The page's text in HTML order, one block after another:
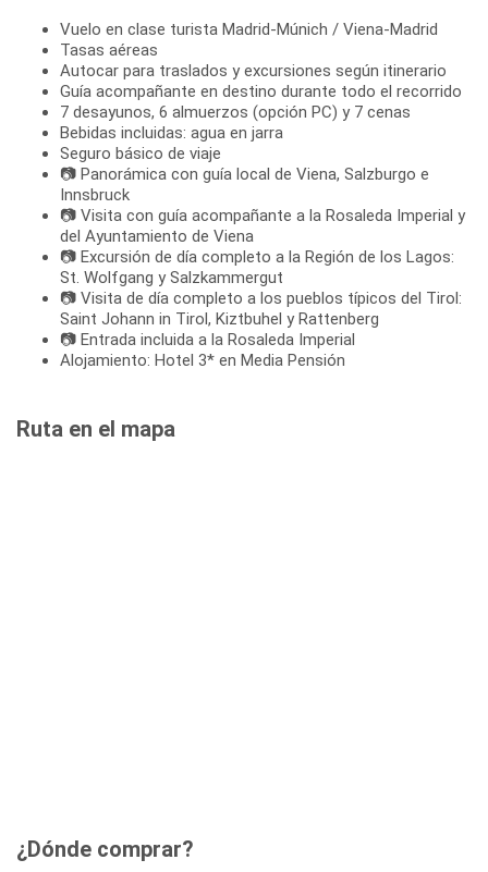
Vuelo en clase turista Madrid-Múnich / Viena-Madrid
Tasas aéreas
Autocar para traslados y excursiones según itinerario
Guía acompañante en destino durante todo el recorrido
7 desayunos, 6 almuerzos (opción PC) y 7 cenas
Bebidas incluidas: agua en jarra
Seguro básico de viaje
📷 Panorámica con guía local de Viena, Salzburgo e
Innsbruck
📷 Visita con guía acompañante a la Rosaleda Imperial y
del Ayuntamiento de Viena
📷 Excursión de día completo a la Región de los Lagos:
St. Wolfgang y Salzkammergut
📷 Visita de día completo a los pueblos típicos del Tirol:
Saint Johann in Tirol, Kiztbuhel y Rattenberg
📷 Entrada incluida a la Rosaleda Imperial
Alojamiento: Hotel 3* en Media Pensión
Ruta en el mapa
¿Dónde comprar?